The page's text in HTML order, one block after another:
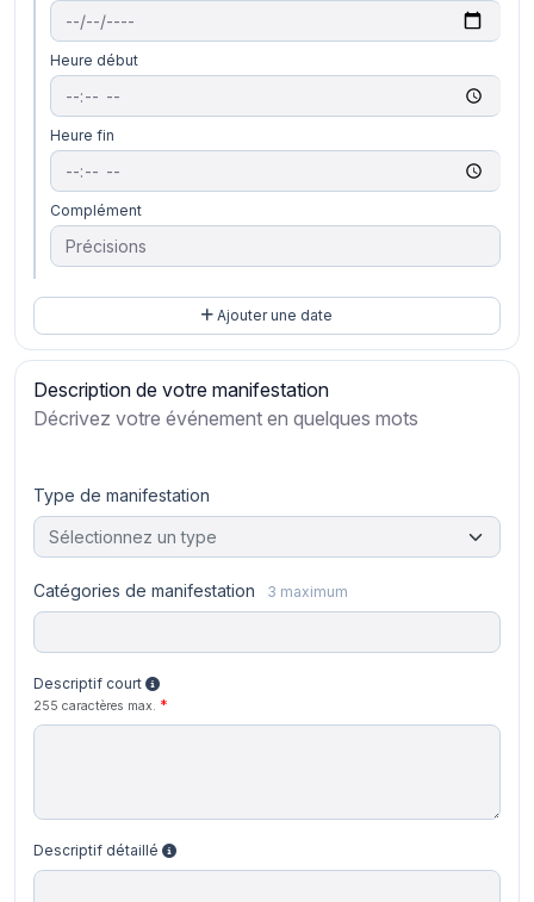
Heure début
Heure fin
Complément
Ajouter une date
Description de votre manifestation
Décrivez votre événement en quelques mots
Type de manifestation
Sélectionnez un type
Catégories de manifestation 3 maximum
Descriptif court
255 caractères max.
Descriptif détaillé